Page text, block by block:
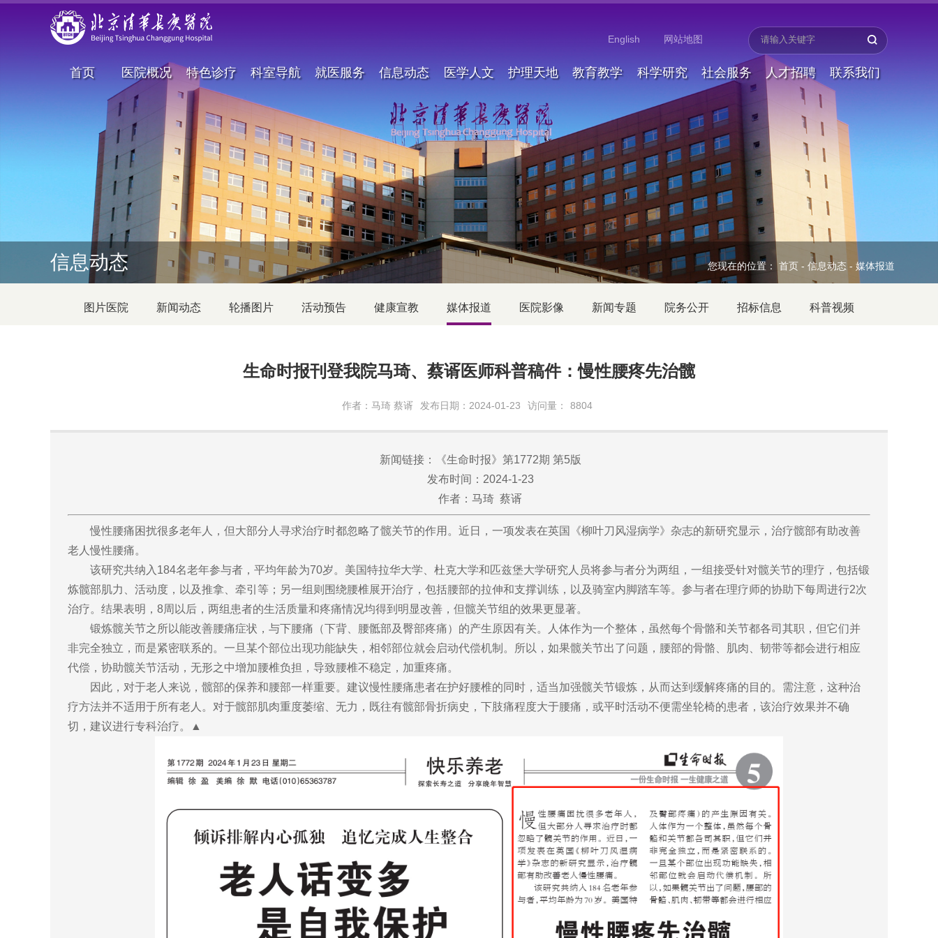
English 网站地图
首页 医院概况 特色诊疗 科室导航 就医服务 信息动态 医学人文 护理天地 教育教学 科学研究 社会服务 人才招聘 联系我们
信息动态 您现在的位置：首页 - 信息动态 - 媒体报道
图片医院 新闻动态 轮播图片 活动预告 健康宣教 媒体报道 医院影像 新闻专题 院务公开 招标信息 科普视频
生命时报刊登我院马琦、蔡谞医师科普稿件：慢性腰疼先治髋
作者：马琦 蔡谞 发布日期：2024-01-23 访问量： 8804
新闻链接：《生命时报》第1772期 第5版
发布时间：2024-1-23
作者：马琦 蔡谞
慢性腰痛困扰很多老年人，但大部分人寻求治疗时都忽略了髋关节的作用。近日，一项发表在英国《柳叶刀风湿病学》杂志的新研究显示，治疗髋部有助改善
老人慢性腰痛。
该研究共纳入184名老年参与者，平均年龄为70岁。美国特拉华大学、杜克大学和匹兹堡大学研究人员将参与者分为两组，一组接受针对髋关节的理疗，包括锻
炼髋部肌力、活动度，以及推拿、牵引等；另一组则围绕腰椎展开治疗，包括腰部的拉伸和支撑训练，以及骑室内脚踏车等。参与者在理疗师的协助下每周进行2次
治疗。结果表明，8周以后，两组患者的生活质量和疼痛情况均得到明显改善，但髋关节组的效果更显著。
锻炼髋关节之所以能改善腰痛症状，与下腰痛（下背、腰骶部及臀部疼痛）的产生原因有关。人体作为一个整体，虽然每个骨骼和关节都各司其职，但它们并
非完全独立，而是紧密联系的。一旦某个部位出现功能缺失，相邻部位就会启动代偿机制。所以，如果髋关节出了问题，腰部的骨骼、肌肉、韧带等都会进行相应
代偿，协助髋关节活动，无形之中增加腰椎负担，导致腰椎不稳定，加重疼痛。
因此，对于老人来说，髋部的保养和腰部一样重要。建议慢性腰痛患者在护好腰椎的同时，适当加强髋关节锻炼，从而达到缓解疼痛的目的。需注意，这种治
疗方法并不适用于所有老人。对于髋部肌肉重度萎缩、无力，既往有髋部骨折病史，下肢痛程度大于腰痛，或平时活动不便需坐轮椅的患者，该治疗效果并不确
切，建议进行专科治疗。▲